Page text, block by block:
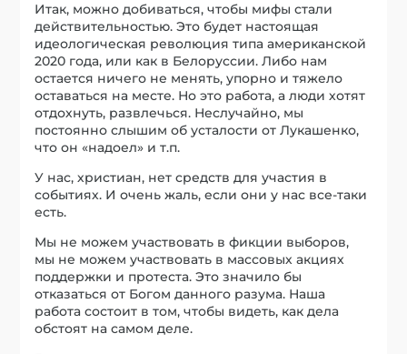
Итак, можно добиваться, чтобы мифы стали
действительностью. Это будет настоящая
идеологическая революция типа американской
2020 года, или как в Белоруссии. Либо нам
остается ничего не менять, упорно и тяжело
оставаться на месте. Но это работа, а люди хотят
отдохнуть, развлечься. Неслучайно, мы
постоянно слышим об усталости от Лукашенко,
что он «надоел» и т.п.
У нас, христиан, нет средств для участия в
событиях. И очень жаль, если они у нас все-таки
есть.
Мы не можем участвовать в фикции выборов,
мы не можем участвовать в массовых акциях
поддержки и протеста. Это значило бы
отказаться от Богом данного разума. Наша
работа состоит в том, чтобы видеть, как дела
обстоят на самом деле.